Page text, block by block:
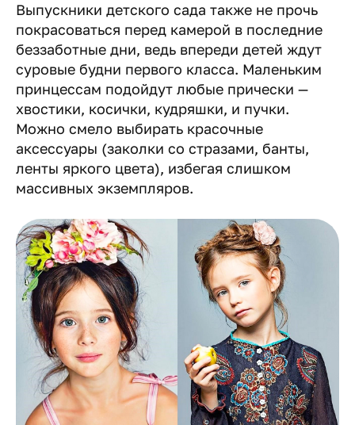
Выпускники детского сада также не прочь
покрасоваться перед камерой в последние
беззаботные дни, ведь впереди детей ждут
суровые будни первого класса. Маленьким
принцессам подойдут любые прически —
хвостики, косички, кудряшки, и пучки.
Можно смело выбирать красочные
аксессуары (заколки со стразами, банты,
ленты яркого цвета), избегая слишком
массивных экземпляров.